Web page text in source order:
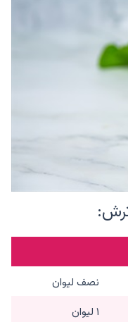
نصف لیوان
۱ لیوان